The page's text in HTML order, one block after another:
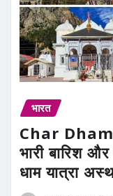
भारत
Char
भारी बारिश
धाम यात्रा